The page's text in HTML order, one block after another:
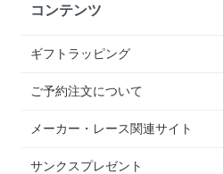
コンテンツ
ギフトラッピング
ご予約注文について
メーカー・レース関連サイト
サンクスプレゼント